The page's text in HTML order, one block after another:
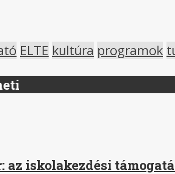
ELTE kultúra programok
az iskolakezdési